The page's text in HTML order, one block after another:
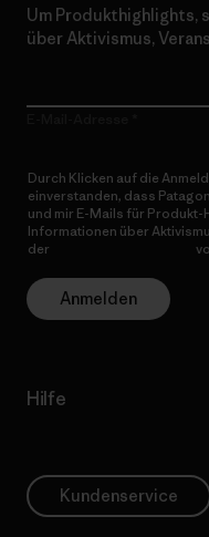
Um Produkthighlights,
über Aktivismus,
Durch Klicken auf die
einverstanden, dass
und mir E-Mails für
Informationen über
der
Anmelden
Hilfe
Kundenservice